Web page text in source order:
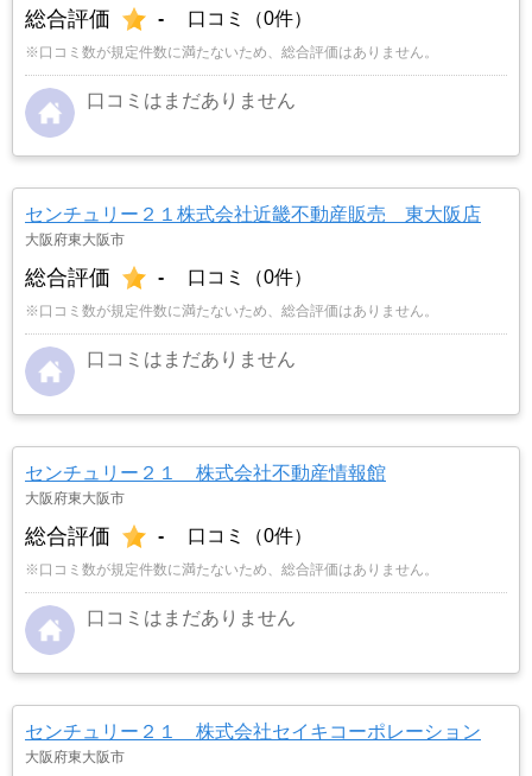
総合評価 - 口コミ（0件）
※口コミ数が規定件数に満たないため、総合評価はありません。
口コミはまだありません
センチュリー２１株式会社近畿不動産販売 東大阪店
大阪府東大阪市
総合評価 - 口コミ（0件）
※口コミ数が規定件数に満たないため、総合評価はありません。
口コミはまだありません
センチュリー２１ 株式会社不動産情報館
大阪府東大阪市
総合評価 - 口コミ（0件）
※口コミ数が規定件数に満たないため、総合評価はありません。
口コミはまだありません
センチュリー２１ 株式会社セイキコーポレーション
大阪府東大阪市